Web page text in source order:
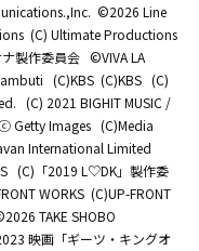
©2026 Line
(C) Ultimate Productions
製作委員会 ©️VIVA LA
(C)KBS (C)KBS (C)
(C) 2021 BIGHIT MUSIC /
Getty Images (C)Media
International Limited
(C)「2019 L♡DK」製作委
WORKS (C)UP-FRONT
TAKE SHOBO
映画「ギーツ・キングオ